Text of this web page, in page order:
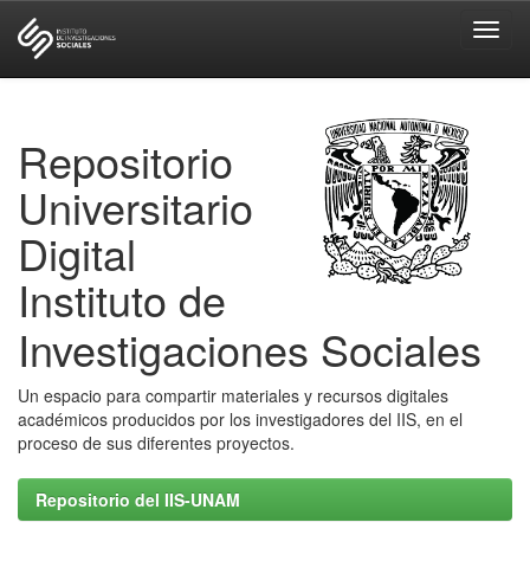
Repositorio
Universitario
Digital
Instituto de
Investigaciones Sociales
Un espacio para compartir materiales y recursos digitales
académicos producidos por los investigadores del IIS, en el
proceso de sus diferentes proyectos.
Repositorio del IIS-UNAM